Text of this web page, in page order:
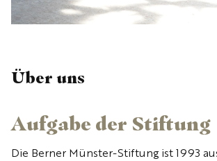
Über uns
Aufgabe der Stiftung
Die Berner Münster-Stiftung ist 1993